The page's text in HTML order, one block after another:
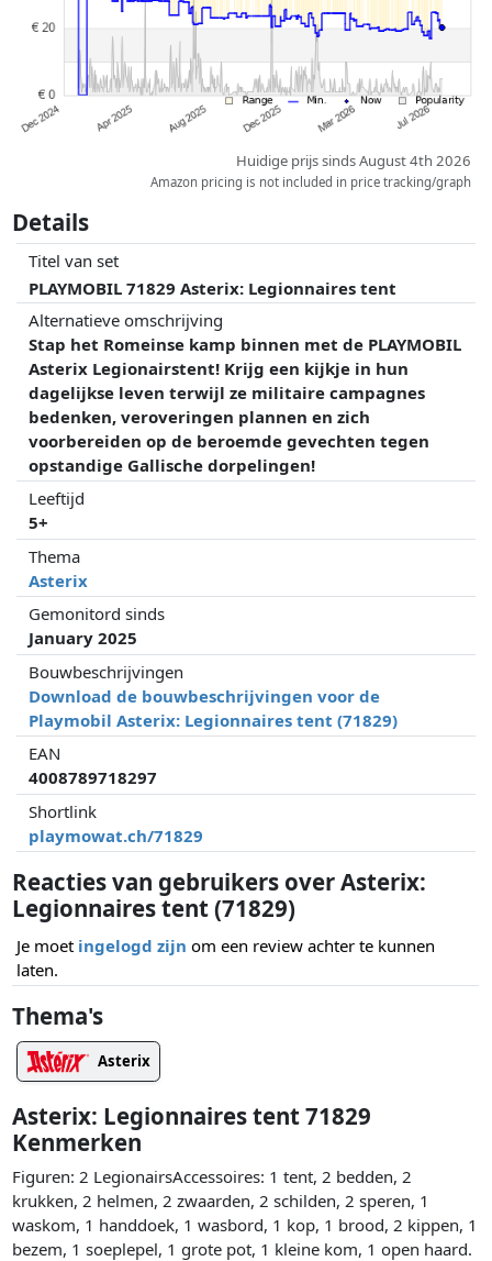
Huidige prijs sinds August 4th 2026
Amazon pricing is not included in price tracking/graph
Details
Titel van set
PLAYMOBIL 71829 Asterix: Legionnaires tent
Alternatieve omschrijving
Stap het Romeinse kamp binnen met de PLAYMOBIL
Asterix Legionairstent! Krijg een kijkje in hun
dagelijkse leven terwijl ze militaire campagnes
bedenken, veroveringen plannen en zich
voorbereiden op de beroemde gevechten tegen
opstandige Gallische dorpelingen!
Leeftijd
5+
Thema
Asterix
Gemonitord sinds
January 2025
Bouwbeschrijvingen
Download de bouwbeschrijvingen voor de
Playmobil Asterix: Legionnaires tent (71829)
EAN
4008789718297
Shortlink
playmowat.ch/71829
Reacties van gebruikers over Asterix:
Legionnaires tent (71829)
Je moet ingelogd zijn om een review achter te kunnen
laten.
Thema's
Asterix
Asterix: Legionnaires tent 71829
Kenmerken
Figuren: 2 LegionairsAccessoires: 1 tent, 2 bedden, 2
krukken, 2 helmen, 2 zwaarden, 2 schilden, 2 speren, 1
waskom, 1 handdoek, 1 wasbord, 1 kop, 1 brood, 2 kippen, 1
bezem, 1 soeplepel, 1 grote pot, 1 kleine kom, 1 open haard.